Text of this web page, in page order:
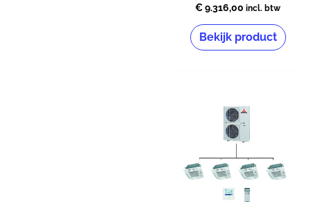
€9.316,00 incl. btw
Bekijk product